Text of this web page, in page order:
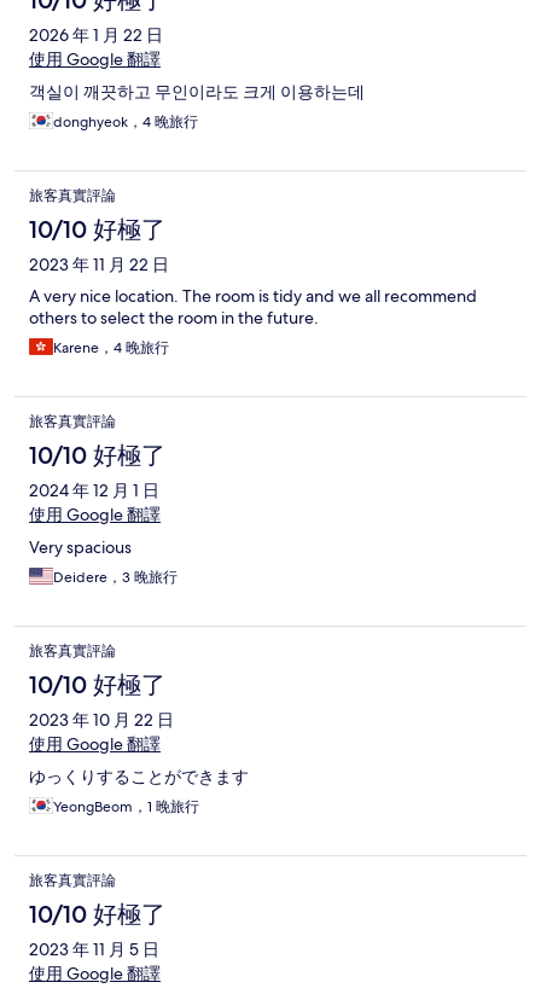
2026 年 1 月 22 日
使用 Google 翻譯
객실이 깨끗하고 무인이라도 크게 이용하는데
donghyeok，4 晚旅行
旅客真實評論
10/10 好極了
2023 年 11 月 22 日
A very nice location. The room is tidy and we all recommend
others to select the room in the future.
Karene，4 晚旅行
旅客真實評論
10/10 好極了
2024 年 12 月 1 日
使用 Google 翻譯
Very spacious
Deidere，3 晚旅行
旅客真實評論
10/10 好極了
2023 年 10 月 22 日
使用 Google 翻譯
ゆっくりすることができます
YeongBeom，1 晚旅行
旅客真實評論
10/10 好極了
2023 年 11 月 5 日
使用 Google 翻譯